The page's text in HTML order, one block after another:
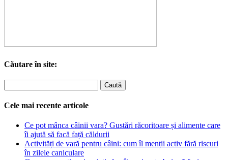
Căutare în site:
Cele mai recente articole
Ce pot mânca câinii vara? Gustări răcoritoare și alimente care
îi ajută să facă față căldurii
Activități de vară pentru câini: cum îl menții activ fără riscuri
în zilele caniculare